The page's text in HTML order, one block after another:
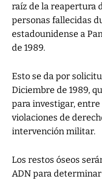
raíz de la reapertura
personas fallecidas
estadounidense a
de 1989.
Esto se da por
Diciembre de 1989,
para investigar, entre
violaciones de
intervención militar.
Los restos óseos
ADN para